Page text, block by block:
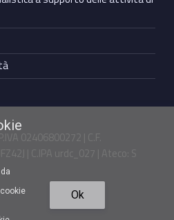
02406800272 | C.F.
| C.IPA urdc_027 | Ateco: S
Torna in cima ↑ Ok